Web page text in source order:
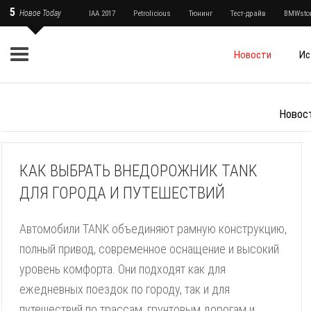
5 Новое Today IAA 2017 Petrolicious Тюнинг Тест-драйв
Новости
КАК ВЫБРАТЬ ВНЕДОРОЖНИК TANK
ДЛЯ ГОРОДА И ПУТЕШЕСТВИЙ
Автомобили TANK объединяют рамную конструкцию,
полный привод, современное оснащение и высокий
уровень комфорта. Они подходят как для
ежедневных поездок по городу, так и для